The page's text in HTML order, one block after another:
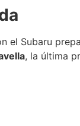
el Subaru
, la última